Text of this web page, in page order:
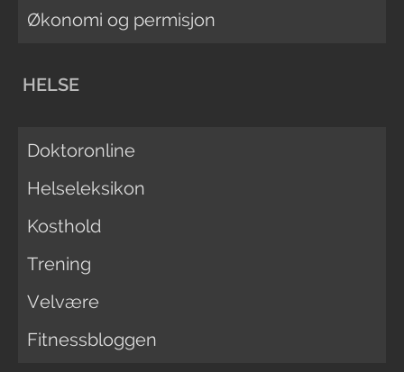
Økonomi og permisjon
HELSE
Doktoronline
Helseleksikon
Kosthold
Trening
Velvære
Fitnessbloggen